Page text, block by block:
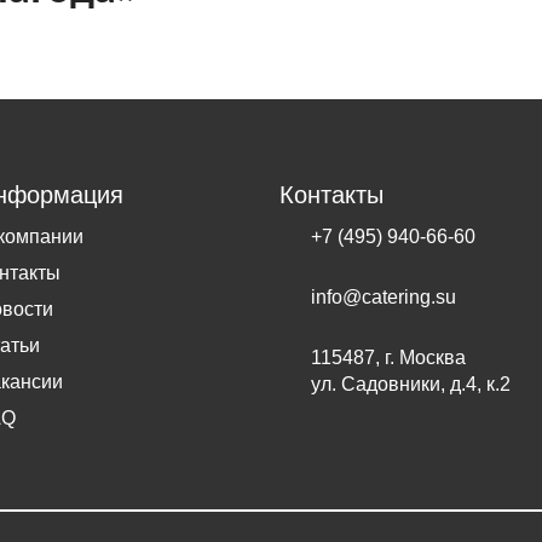
Контакты
+7 (495) 940-66-60
info@catering.su
115487, г. Москва
ул. Садовники, д.4, к.2